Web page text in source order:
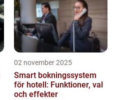
02 november 2025
Smart bokningssystem
för hotell: Funktioner, val
och effekter